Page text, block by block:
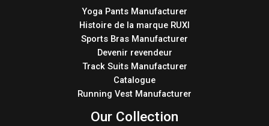
Yoga Pants Manufacturer
Histoire de la marque RUXI
Sports Bras Manufacturer
Devenir revendeur
Track Suits Manufacturer
Catalogue
Running Vest Manufacturer
Our Collection